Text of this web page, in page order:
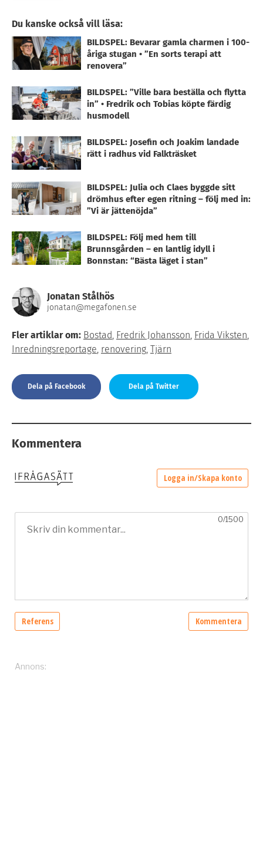
Du kanske också vill läsa:
BILDSPEL: Bevarar gamla charmen i 100-
åriga stugan • ”En sorts terapi att
renovera”
BILDSPEL: ”Ville bara beställa och flytta
in” • Fredrik och Tobias köpte färdig
husmodell
BILDSPEL: Josefin och Joakim landade
rätt i radhus vid Falkträsket
BILDSPEL: Julia och Claes byggde sitt
drömhus efter egen ritning – följ med in:
”Vi är jättenöjda”
BILDSPEL: Följ med hem till
Brunnsgården – en lantlig idyll i
Bonnstan: “Bästa läget i stan”
Jonatan Stålhös
jonatan@megafonen.se
Fler artiklar om: Bostad, Fredrik Johansson, Frida Viksten,
Inredningsreportage, renovering, Tjärn
Dela på Facebook Dela på Twitter
Kommentera